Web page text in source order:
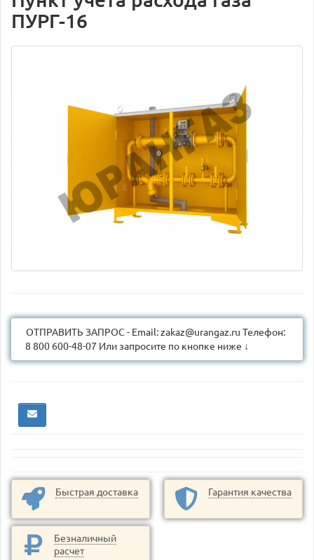
ПУРГ-16
ОТПРАВИТЬ ЗАПРОС - Email: zakaz@urangaz.ru Телефон:
8 800 600-48-07 Или запросите по кнопке ниже ↓
Быстрая доставка Гарантия качества
Безналичный
расчет